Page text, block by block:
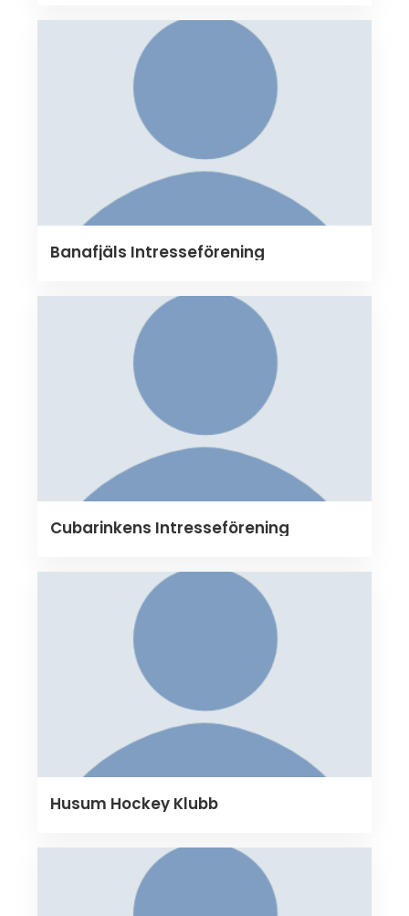
Banafjäls Intresseförening
Cubarinkens Intresseförening
Husum Hockey Klubb